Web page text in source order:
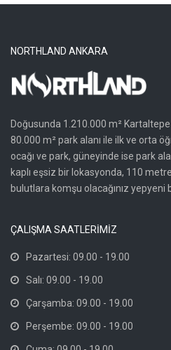
NORTHLAND ANKARA
Doğusunda 1.210.000 m² Kartaltepe
80.000 m² park alanı ile ilk ve orta
ocağı ve park, güneyinde ise park
kaplı eşsiz bir lokasyonda, 110
bulutlara komşu olacağınız yepyeni
ÇALIŞMA SAATLERİMİZ
Pazartesi: 09.00 - 19.00
Salı: 09.00 - 19.00
Çarşamba: 09.00 - 19.00
Perşembe: 09.00 - 19.00